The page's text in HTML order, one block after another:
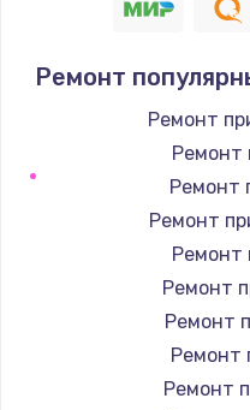
Ремонт
Ремонт
Ремонт
Ремонт
Ремонт
Ремонт
Ремонт
Ремонт
Ремонт
Ремонт